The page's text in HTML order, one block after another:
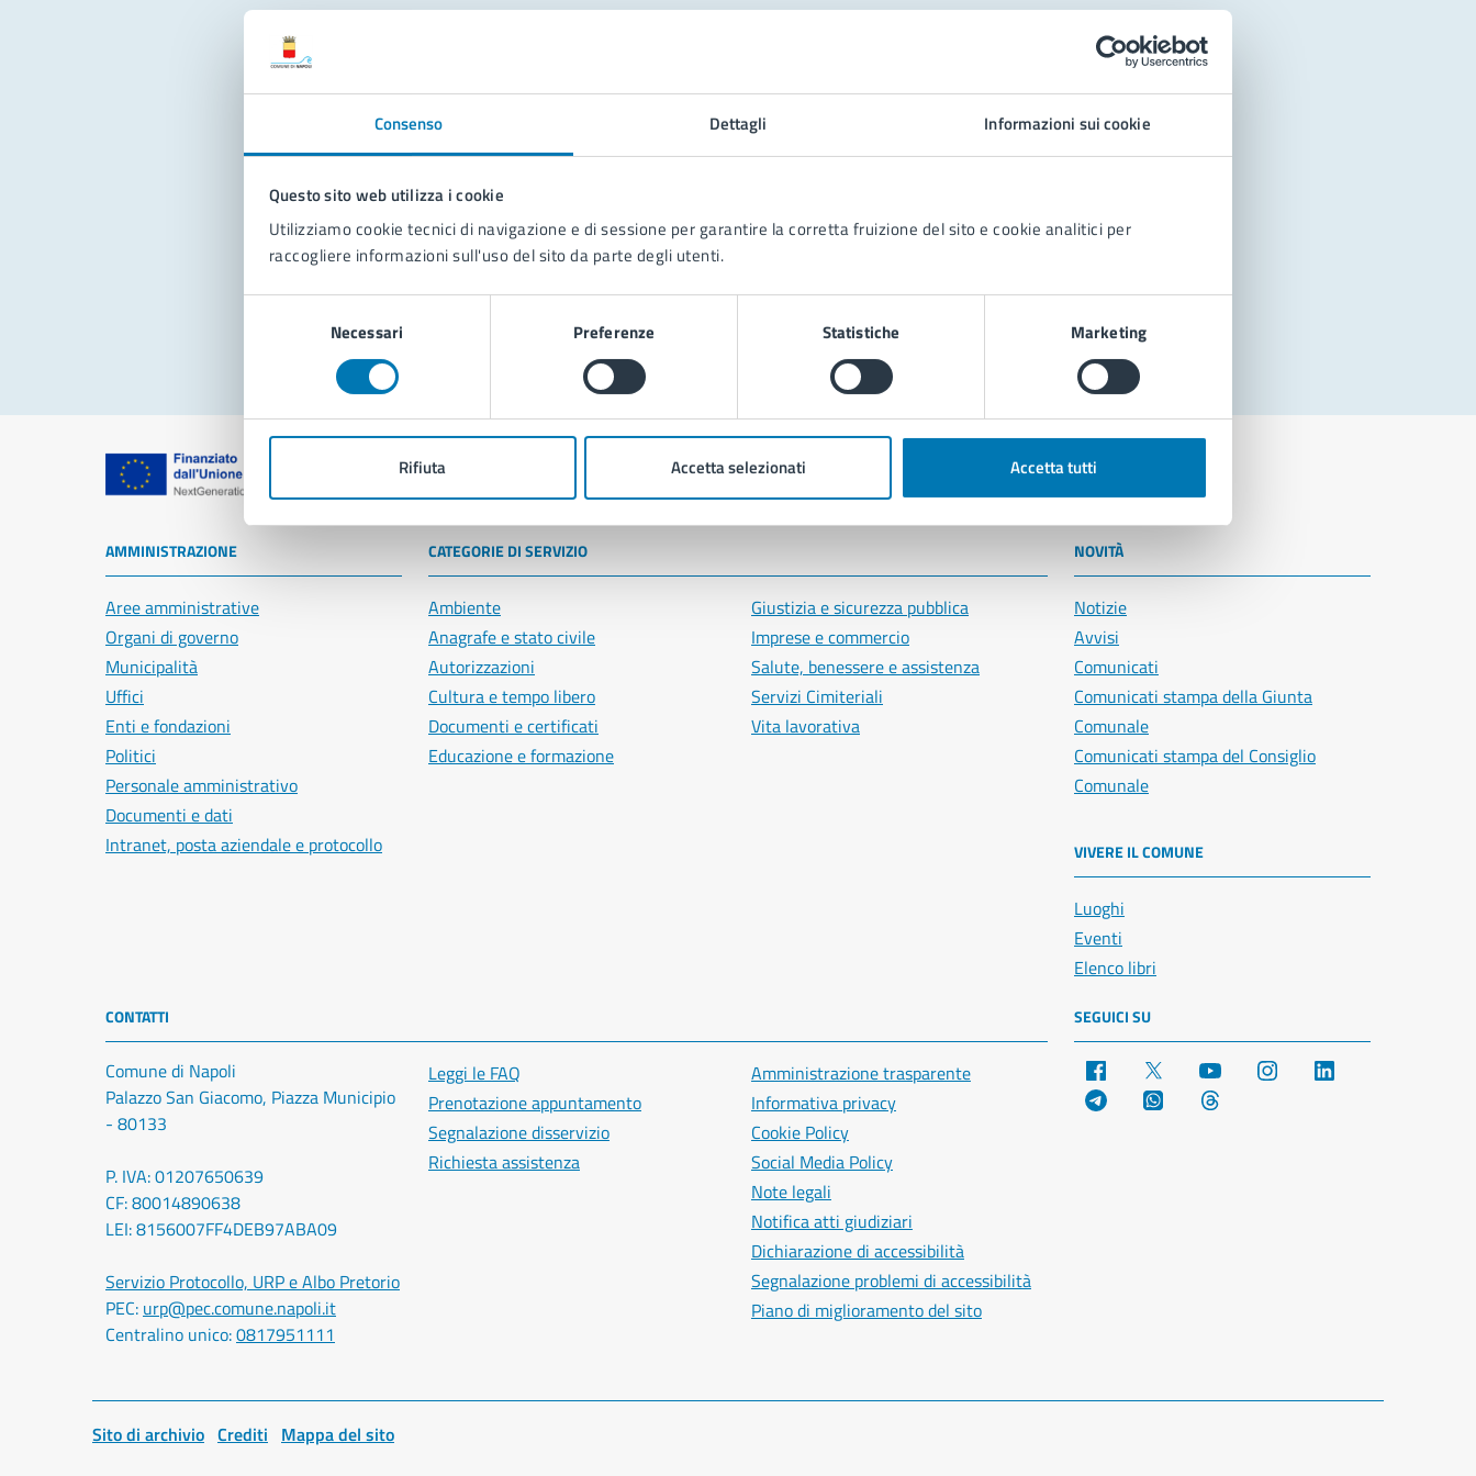
Consenso Dettagli Informazioni sui cookie
Questo sito web utilizza i cookie
Utilizziamo cookie tecnici di navigazione e di sessione per garantire la corretta fruizione del sito e cookie analitici per
raccogliere informazioni sull'uso del sito da parte degli utenti.
Necessari Preferenze Statistiche Marketing
Rifiuta Accetta selezionati Accetta tutti
Problemi in città
Segnala disservizio
Comune di Napoli
AMMINISTRAZIONE
Aree amministrative
Organi di governo
Municipalità
Uffici
Enti e fondazioni
Politici
Personale amministrativo
Documenti e dati
Intranet, posta aziendale e protocollo
CATEGORIE DI SERVIZIO
Ambiente
Anagrafe e stato civile
Autorizzazioni
Cultura e tempo libero
Documenti e certificati
Educazione e formazione
Giustizia e sicurezza pubblica
Imprese e commercio
Salute, benessere e assistenza
Servizi Cimiteriali
Vita lavorativa
NOVITÀ
Notizie
Avvisi
Comunicati
Comunicati stampa della Giunta
Comunale
Comunicati stampa del Consiglio
Comunale
VIVERE IL COMUNE
Luoghi
Eventi
Elenco libri
CONTATTI
Comune di Napoli
Palazzo San Giacomo, Piazza Municipio
- 80133
P. IVA: 01207650639
CF: 80014890638
LEI: 8156007FF4DEB97ABA09
Servizio Protocollo, URP e Albo Pretorio
PEC: urp@pec.comune.napoli.it
Centralino unico:0817951111
Leggi le FAQ
Prenotazione appuntamento
Segnalazione disservizio
Richiesta assistenza
Amministrazione trasparente
Informativa privacy
Cookie Policy
Social Media Policy
Note legali
Notifica atti giudiziari
Dichiarazione di accessibilità
Segnalazione problemi di accessibilità
Piano di miglioramento del sito
SEGUICI SU
Facebook YouTube Instagram
Telegram WhatsApp
Sito di archivio Crediti Mappa del sito